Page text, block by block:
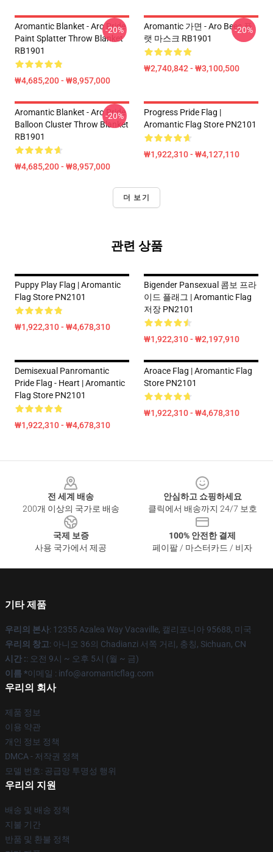
Aromantic Blanket - Aro Pride
Paint Splatter Throw Blanket
RB1901
₩4,685,200 - ₩8,957,000
-20%
Aromantic 가면 - Aro Bees 플
랫 마스크 RB1901
₩2,740,842 - ₩3,100,500
-20%
Aromantic Blanket - Aro Pride
Balloon Cluster Throw Blanket
RB1901
₩4,685,200 - ₩8,957,000
-20%
Progress Pride Flag |
Aromantic Flag Store PN2101
₩1,922,310 - ₩4,127,110
더 보기
관련 상품
Puppy Play Flag | Aromantic
Flag Store PN2101
₩1,922,310 - ₩4,678,310
Bigender Pansexual 콤보 프라
이드 플래그 | Aromantic Flag
저장 PN2101
₩1,922,310 - ₩2,197,910
Demisexual Panromantic
Pride Flag - Heart | Aromantic
Flag Store PN2101
₩1,922,310 - ₩4,678,310
Aroace Flag | Aromantic Flag
Store PN2101
₩1,922,310 - ₩4,678,310
전 세계 배송
200개 이상의 국가로 배송
안심하고 쇼핑하세요
클릭에서 배송까지 24/7 보호
국제 보증
사용 국가에서 제공
100% 안전한 결제
페이팔 / 마스터카드 / 비자
기타 제품
우리의 본사: 12355 Azalea Way Vacaville, 캘리포니아 95688, 미국
우리의 창고: 아니오 36의 Chadianzi 서쪽 거리, 충칭, Sichuan, CN
시간 :: 오전 9시 ~ 오후 5시 (월 ~ 금)
이름 *이메일 : info@aromanticflag.com
우리의 회사
제품 정보
이용 약관
개인 정보 정책
DMCA - 저작권 정책
모델 번호: 공급망 투명성 행위
우리의 지원
배송 및 배송 정책
지불 기간
반품 및 환불 정책